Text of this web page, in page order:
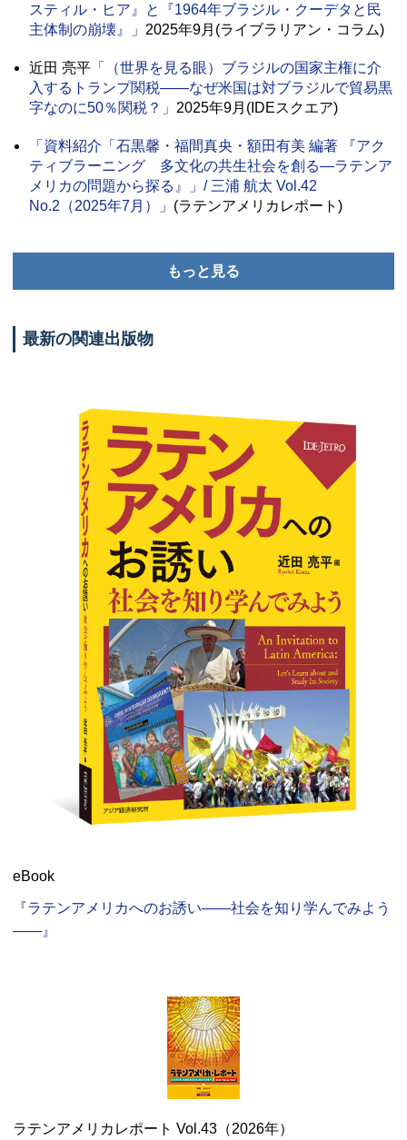
スティル・ヒア』と『1964年ブラジル・クーデタと民
主体制の崩壊』」 2025年9月(ライブラリアン・コラム)
近田 亮平 「（世界を見る眼）ブラジルの国家主権に介
入するトランプ関税――なぜ米国は対ブラジルで貿易黒
字なのに50％関税？」 2025年9月(IDEスクエア)
「資料紹介「石黒馨・福間真央・額田有美 編著 『アク
ティブラーニング 多文化の共生社会を創る―ラテンア
メリカの問題から探る』」/ 三浦 航太 Vol.42
No.2（2025年7月）」 (ラテンアメリカレポート)
もっと見る
最新の関連出版物
eBook
『ラテンアメリカへのお誘い――社会を知り学んでみよう
――』
ラテンアメリカレポート Vol.43（2026年）